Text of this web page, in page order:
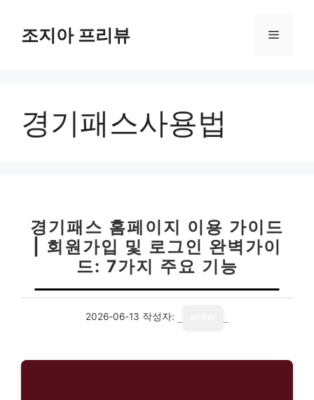
조지아 프리뷰 메
경기패스사용법
경기패스 홈페이지 이용 가이드
| 회원가입 및 로그인 완벽가이
드: 7가지 주요 기능
2026-06-13 작성자: